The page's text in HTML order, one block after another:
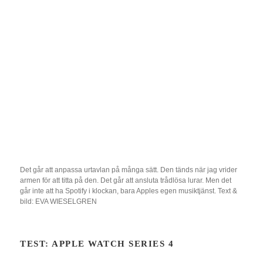
Det går att anpassa urtavlan på många sätt. Den tänds när jag vrider
armen för att titta på den. Det går att ansluta trådlösa lurar. Men det
går inte att ha Spotify i klockan, bara Apples egen musiktjänst. Text &
bild: EVA WIESELGREN
TEST: APPLE WATCH SERIES 4